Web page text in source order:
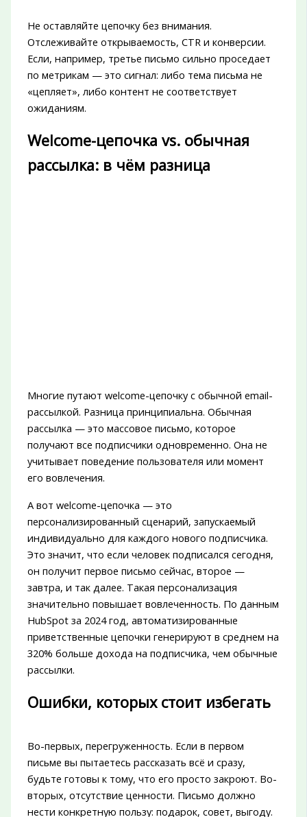
Не оставляйте цепочку без внимания.
Отслеживайте открываемость, CTR и конверсии.
Если, например, третье письмо сильно проседает
по метрикам — это сигнал: либо тема письма не
«цепляет», либо контент не соответствует
ожиданиям.
Welcome-цепочка vs. обычная
рассылка: в чём разница
Многие путают welcome-цепочку с обычной email-
рассылкой. Разница принципиальна. Обычная
рассылка — это массовое письмо, которое
получают все подписчики одновременно. Она не
учитывает поведение пользователя или момент
его вовлечения.
А вот welcome-цепочка — это
персонализированный сценарий, запускаемый
индивидуально для каждого нового подписчика.
Это значит, что если человек подписался сегодня,
он получит первое письмо сейчас, второе —
завтра, и так далее. Такая персонализация
значительно повышает вовлеченность. По данным
HubSpot за 2024 год, автоматизированные
приветственные цепочки генерируют в среднем на
320% больше дохода на подписчика, чем обычные
рассылки.
Ошибки, которых стоит избегать
Во-первых, перегруженность. Если в первом
письме вы пытаетесь рассказать всё и сразу,
будьте готовы к тому, что его просто закроют. Во-
вторых, отсутствие ценности. Письмо должно
нести конкретную пользу: подарок, совет, выгоду.